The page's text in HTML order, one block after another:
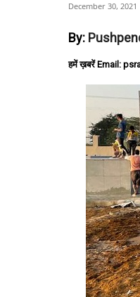
December 30, 2021
By:
हमें ख़बरें Email: